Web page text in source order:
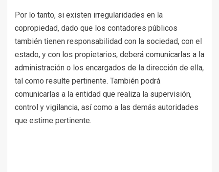
Por lo tanto, si existen irregularidades en la
copropiedad, dado que los contadores públicos
también tienen responsabilidad con la sociedad, con el
estado, y con los propietarios, deberá comunicarlas a la
administración o los encargados de la dirección de ella,
tal como resulte pertinente. También podrá
comunicarlas a la entidad que realiza la supervisión,
control y vigilancia, así como a las demás autoridades
que estime pertinente.